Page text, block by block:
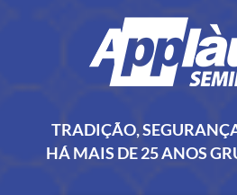
TRADIÇÃO,
HÁ MAIS DE 25 ANOS